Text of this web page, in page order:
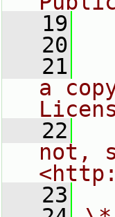
   19
   20
   21
a
   22
not,
   23